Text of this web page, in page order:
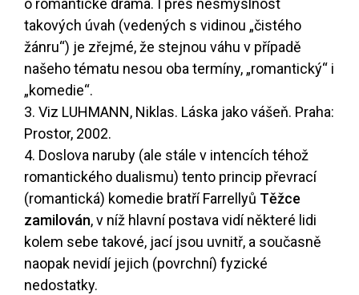
o romantické drama. I přes nesmyslnost
takových úvah (vedených s vidinou „čistého
žánru“) je zřejmé, že stejnou váhu v případě
našeho tématu nesou oba termíny, „romantický“ i
„komedie“.
3. Viz LUHMANN, Niklas. Láska jako vášeň. Praha:
Prostor, 2002.
4. Doslova naruby (ale stále v intencích téhož
romantického dualismu) tento princip převrací
(romantická) komedie bratří Farrellyů Těžce
zamilován, v níž hlavní postava vidí některé lidi
kolem sebe takové, jací jsou uvnitř, a současně
naopak nevidí jejich (povrchní) fyzické
nedostatky.